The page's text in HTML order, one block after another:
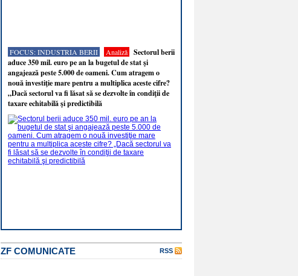
FOCUS: INDUSTRIA BERII Analiză
Sectorul berii
aduce 350 mil. euro pe an la bugetul de stat şi
angajează peste 5.000 de oameni. Cum atragem o
nouă investiţie mare pentru a multiplica aceste cifre?
„Dacă sectorul va fi lăsat să se dezvolte în condiţii de
taxare echitabilă şi predictibilă
ZF COMUNICATE RSS